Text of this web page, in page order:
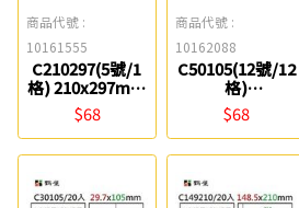
商品代號 :
10161555
C210297(5號/1
格) 210x297mm
A4三用電腦標籤
鶴屋
$68
商品代號 :
10162088
C50105(12號/12
格)
49.5x105mm A4
三用電腦標籤 鶴
屋
$68